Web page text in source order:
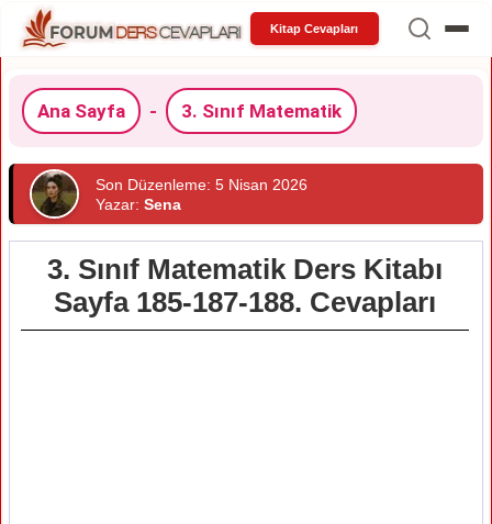
Kitap Cevapları
Ana Sayfa - 3. Sınıf Matematik
Son Düzenleme: 5 Nisan 2026
Yazar: Sena
3. Sınıf Matematik Ders Kitabı
Sayfa 185-187-188. Cevapları